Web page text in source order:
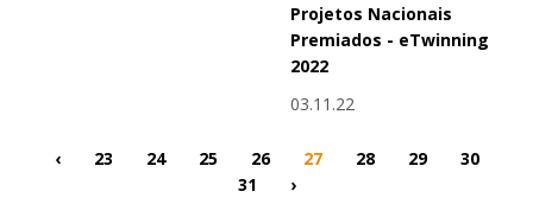
Projetos Nacionais
Premiados - eTwinning
2022
03.11.22
‹ 23 24 25 26 27 28 29
30
31
›